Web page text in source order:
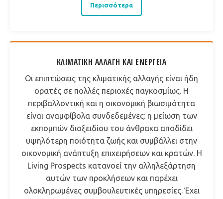
Περισσότερα
ΚΛΙΜΑΤΙΚΉ ΑΛΛΑΓΉ ΚΑΙ ΕΝΈΡΓΕΙΑ
Οι επιπτώσεις της κλιματικής αλλαγής είναι ήδη
ορατές σε πολλές περιοχές παγκοσμίως. Η
περιβαλλοντική και η οικονομική βιωσιμότητα
είναι αναμφίβολα συνδεδεμένες: η μείωση των
εκπομπών διοξειδίου του άνθρακα αποδίδει
υψηλότερη ποιότητα ζωής και συμβάλλει στην
οικονομική ανάπτυξη επιχειρήσεων και κρατών. Η
Living Prospects κατανοεί την αλληλεξάρτηση
αυτών των προκλήσεων και παρέχει
ολοκληρωμένες συμβουλευτικές υπηρεσίες. Έχει